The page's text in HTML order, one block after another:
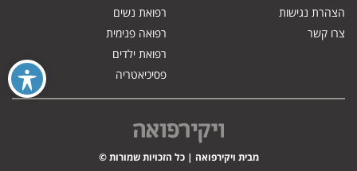
הצהרת נגישות
צרו קשר
רפואת נשים
רפואה פנימית
רפואת ילדים
פסיכיאטריה
מבית ויקירפואה | כל הזכויות שמורות ©